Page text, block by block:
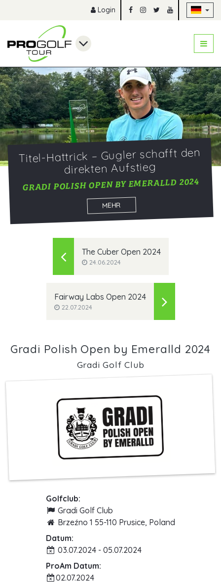
Login
Titel-Hattrick – Gugler schafft den
direkten Aufstieg
GRADI POLISH OPEN BY EMERALLD 2024
MEHR
The Cuber Open 2024
24.06.2024
Fairway Labs Open 2024
22.07.2024
Gradi Polish Open by Emeralld 2024
Gradi Golf Club
Golfclub:
Gradi Golf Club
Brzeźno 1 55-110 Prusice, Poland
Datum:
03.07.2024 - 05.07.2024
ProAm Datum:
02.07.2024